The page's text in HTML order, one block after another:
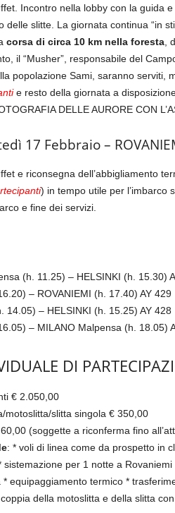
Incontro nella lobby con la guida
delle slitte. La giornata continua “in
corsa di circa 10 km nella foresta,
il “Musher”, responsabile del
popolazione Sami, saranno serviti,
e resto della giornata a
DELLE AURORE CON
17 Febbraio –
e riconsegna dell’abbigliamento
) in tempo utile per l’imbarco
e fine dei servizi.
(h. 11.25) – HELSINKI (h. 15.30)
– ROVANIEMI (h. 17.40) AY 429
14.05) – HELSINKI (h. 15.25) AY 428
– MILANO Malpensa (h. 18.05)
DI
€ 2.050,00
motoslitta/slitta singola € 350,00
(soggette a riconferma fino
: * voli di linea come da prospetto in
per 1 notte a
equipaggiamento termico *
della motoslitta e della slitta